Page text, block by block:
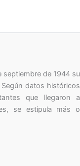
septiembre de 1944 su
datos históricos
que llegaron a
se estipula más o